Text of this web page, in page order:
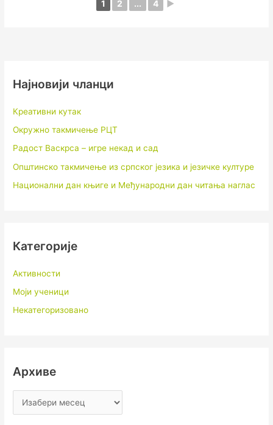
1 2 ... 4 ►
Најновији чланци
Креативни кутак
Окружно такмичење РЦТ
Радост Васкрса – игре некад и сад
Општинско такмичење из српског језика и језичке културе
Национални дан књиге и Међународни дан читања наглас
Категорије
Активности
Моји ученици
Некатегоризовано
Архиве